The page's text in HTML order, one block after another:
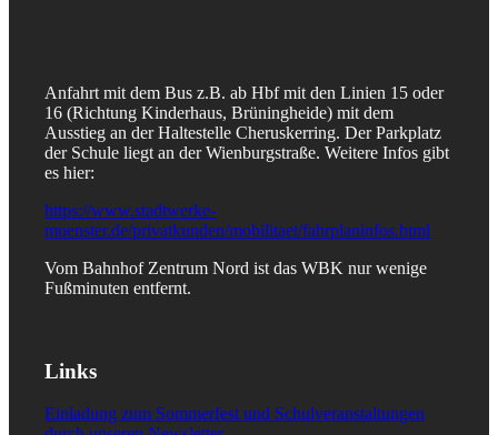
Anfahrt mit dem Bus z.B. ab Hbf mit den Linien 15 oder
16 (Richtung Kinderhaus, Brüningheide) mit dem
Ausstieg an der Haltestelle Cheruskerring. Der Parkplatz
der Schule liegt an der Wienburgstraße. Weitere Infos gibt
es hier:
https://www.stadtwerke-
muenster.de/privatkunden/mobilitaet/fahrplaninfos.html
Vom Bahnhof Zentrum Nord ist das WBK nur wenige
Fußminuten entfernt.
Links
Einladung zum Sommerfest und Schulveranstaltungen